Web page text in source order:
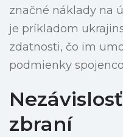
značné náklady na
je príkladom
zdatnosti, čo im
podmienky
zbraní